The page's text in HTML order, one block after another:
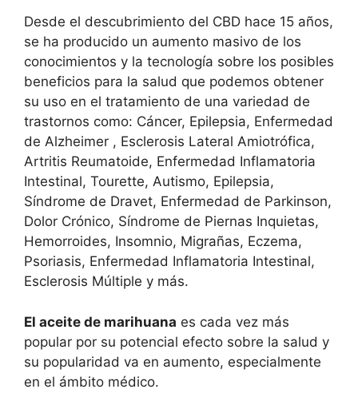
Desde el descubrimiento del CBD hace 15 años,
se ha producido un aumento masivo de los
conocimientos y la tecnología sobre los posibles
beneficios para la salud que podemos obtener
su uso en el tratamiento de una variedad de
trastornos como: Cáncer, Epilepsia, Enfermedad
de Alzheimer , Esclerosis Lateral Amiotrófica,
Artritis Reumatoide, Enfermedad Inflamatoria
Intestinal, Tourette, Autismo, Epilepsia,
Síndrome de Dravet, Enfermedad de Parkinson,
Dolor Crónico, Síndrome de Piernas Inquietas,
Hemorroides, Insomnio, Migrañas, Eczema,
Psoriasis, Enfermedad Inflamatoria Intestinal,
Esclerosis Múltiple y más.
El aceite de marihuana es cada vez más
popular por su potencial efecto sobre la salud y
su popularidad va en aumento, especialmente
en el ámbito médico.